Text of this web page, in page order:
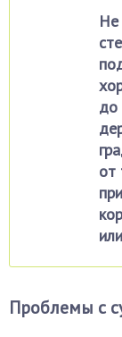
Не
до
от
Проблемы с